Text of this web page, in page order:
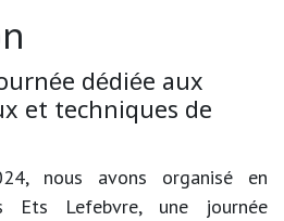
dédiée aux
et techniques de
nous avons organisé en
Ets Lefebvre, une journée